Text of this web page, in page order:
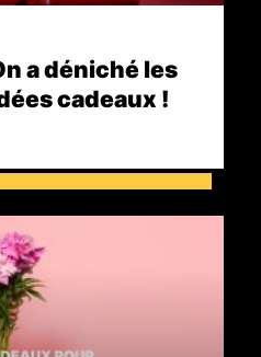
a déniché les
cadeaux !